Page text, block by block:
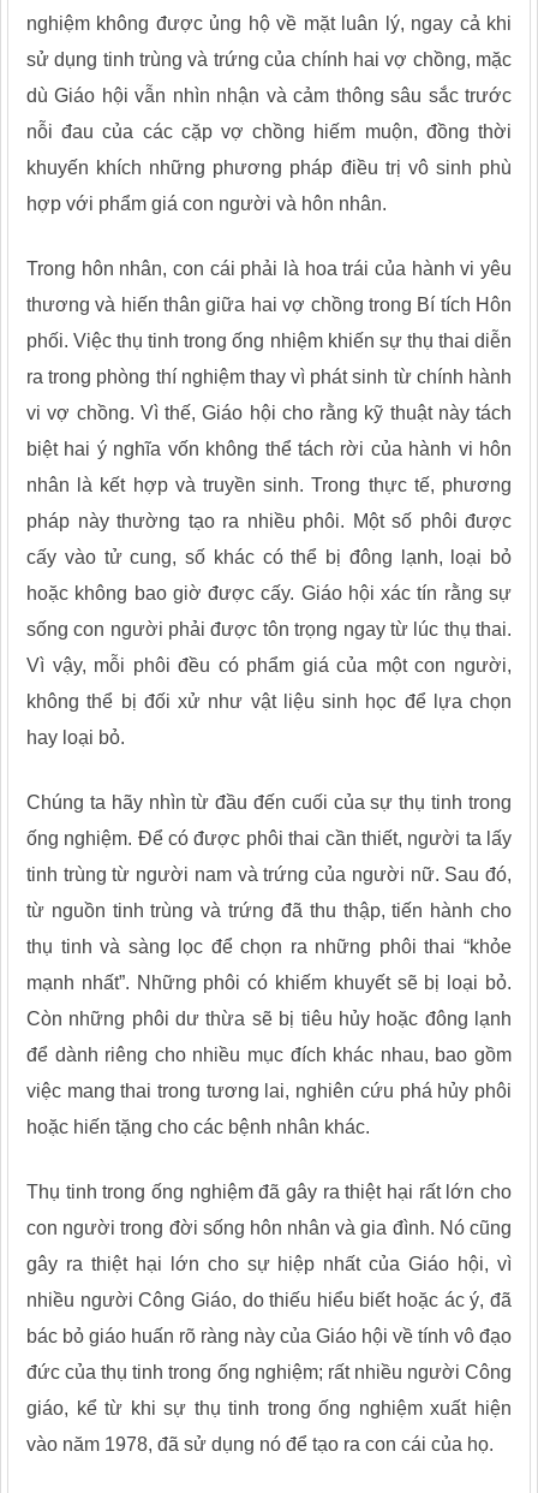
nghiệm không được ủng hộ về mặt luân lý, ngay cả khi
sử dụng tinh trùng và trứng của chính hai vợ chồng, mặc
dù Giáo hội vẫn nhìn nhận và cảm thông sâu sắc trước
nỗi đau của các cặp vợ chồng hiếm muộn, đồng thời
khuyến khích những phương pháp điều trị vô sinh phù
hợp với phẩm giá con người và hôn nhân.
Trong hôn nhân, con cái phải là hoa trái của hành vi yêu
thương và hiến thân giữa hai vợ chồng trong Bí tích Hôn
phối. Việc thụ tinh trong ống nhiệm khiến sự thụ thai diễn
ra trong phòng thí nghiệm thay vì phát sinh từ chính hành
vi vợ chồng. Vì thế, Giáo hội cho rằng kỹ thuật này tách
biệt hai ý nghĩa vốn không thể tách rời của hành vi hôn
nhân là kết hợp và truyền sinh. Trong thực tế, phương
pháp này thường tạo ra nhiều phôi. Một số phôi được
cấy vào tử cung, số khác có thể bị đông lạnh, loại bỏ
hoặc không bao giờ được cấy. Giáo hội xác tín rằng sự
sống con người phải được tôn trọng ngay từ lúc thụ thai.
Vì vậy, mỗi phôi đều có phẩm giá của một con người,
không thể bị đối xử như vật liệu sinh học để lựa chọn
hay loại bỏ.
Chúng ta hãy nhìn từ đầu đến cuối của sự thụ tinh trong
ống nghiệm. Để có được phôi thai cần thiết, người ta lấy
tinh trùng từ người nam và trứng của người nữ. Sau đó,
từ nguồn tinh trùng và trứng đã thu thập, tiến hành cho
thụ tinh và sàng lọc để chọn ra những phôi thai “khỏe
mạnh nhất”. Những phôi có khiếm khuyết sẽ bị loại bỏ.
Còn những phôi dư thừa sẽ bị tiêu hủy hoặc đông lạnh
để dành riêng cho nhiều mục đích khác nhau, bao gồm
việc mang thai trong tương lai, nghiên cứu phá hủy phôi
hoặc hiến tặng cho các bệnh nhân khác.
Thụ tinh trong ống nghiệm đã gây ra thiệt hại rất lớn cho
con người trong đời sống hôn nhân và gia đình. Nó cũng
gây ra thiệt hại lớn cho sự hiệp nhất của Giáo hội, vì
nhiều người Công Giáo, do thiếu hiểu biết hoặc ác ý, đã
bác bỏ giáo huấn rõ ràng này của Giáo hội về tính vô đạo
đức của thụ tinh trong ống nghiệm; rất nhiều người Công
giáo, kể từ khi sự thụ tinh trong ống nghiệm xuất hiện
vào năm 1978, đã sử dụng nó để tạo ra con cái của họ.